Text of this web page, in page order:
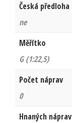
Česká předloha
ne
Měřítko
G (1:22,5)
Počet náprav
0
Hnaných náprav